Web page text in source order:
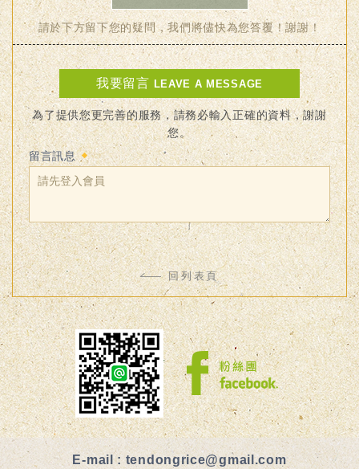
請於下方留下您的疑問，我們將儘快為您答覆！謝謝！
我要留言 LEAVE A MESSAGE
為了提供您更完善的服務，請務必輸入正確的資料，謝謝
您。
留言訊息
回列表頁
E-mail : tendongrice@gmail.com